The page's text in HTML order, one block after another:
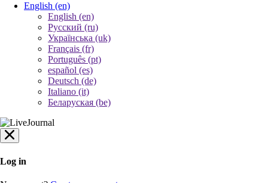
English (en)
English (en)
Русский (ru)
Українська (uk)
Français (fr)
Português (pt)
español (es)
Deutsch (de)
Italiano (it)
Беларуская (be)
Log in